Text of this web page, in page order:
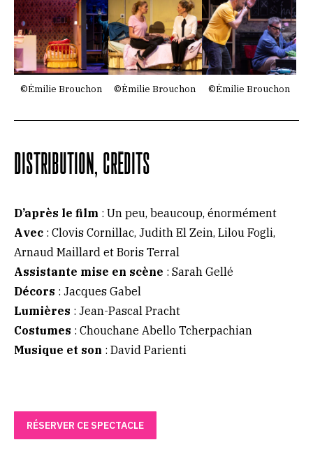
©Émilie Brouchon ©Émilie Brouchon ©Émilie Brouchon
DISTRIBUTION, CRÉDITS
D’après le film : Un peu, beaucoup, énormément
Avec : Clovis Cornillac, Judith El Zein, Lilou Fogli,
Arnaud Maillard et Boris Terral
Assistante mise en scène : Sarah Gellé
Décors : Jacques Gabel
Lumières : Jean-Pascal Pracht
Costumes : Chouchane Abello Tcherpachian
Musique et son : David Parienti
RÉSERVER CE SPECTACLE